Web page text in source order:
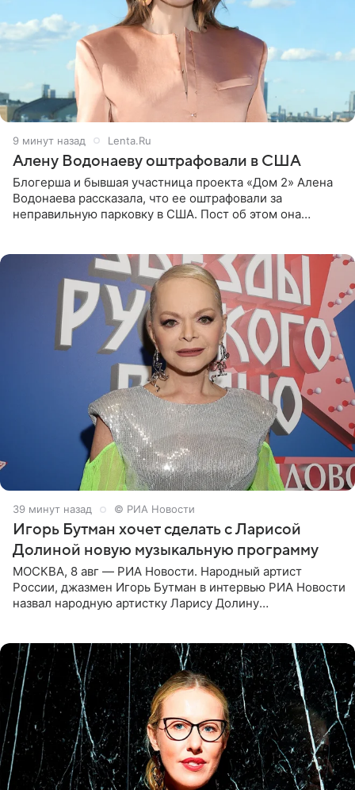
9 минут назад Lenta.Ru
Алену Водонаеву оштрафовали в США
Блогерша и бывшая участница проекта «Дом 2» Алена
Водонаева рассказала, что ее оштрафовали за
неправильную парковку в США. Пост об этом она
39 минут назад © РИА Новости
Игорь Бутман хочет сделать с Ларисой
Долиной новую музыкальную программу
МОСКВА, 8 авг — РИА Новости. Народный артист
России, джазмен Игорь Бутман в интервью РИА Новости
назвал народную артистку Ларису Долину